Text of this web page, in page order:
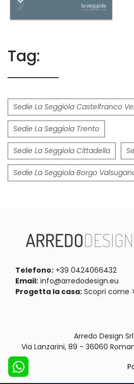
Tag:
Sedie La Seggiola Castelfranco
Sedie La Seggiola Trento
Sedie La Seggiola Cittadella
Sedie La Seggiola Borgo
Telefono: +39 0424066432
Email: info@arredodesign.eu
Progetta la casa: Scopri come
Arredo Design
Via Lanzarini, 89 - 36060